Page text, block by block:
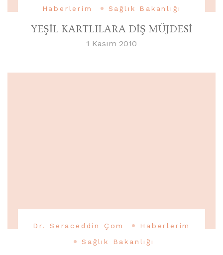
Haberlerim Sağlık Bakanlığı
YEŞİL KARTLILARA DİŞ MÜJDESİ
1 Kasım 2010
Dr. Seraceddin Çom
Haberlerim
Sağlık Bakanlığı